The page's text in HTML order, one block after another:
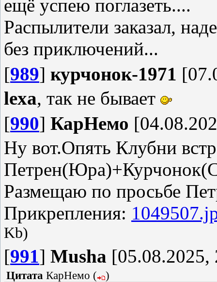
ещё успею поглазеть....
Распылители заказал,
без приключений...
[989] курчонок-1971
lexa, так не бывает
[990] КарНемо
Ну вот.Опять Клубни
Размещаю по просьбе
Прикрепления:
Kb)
[991] Musha [05.08.2025,
Цитата КарНемо ( )